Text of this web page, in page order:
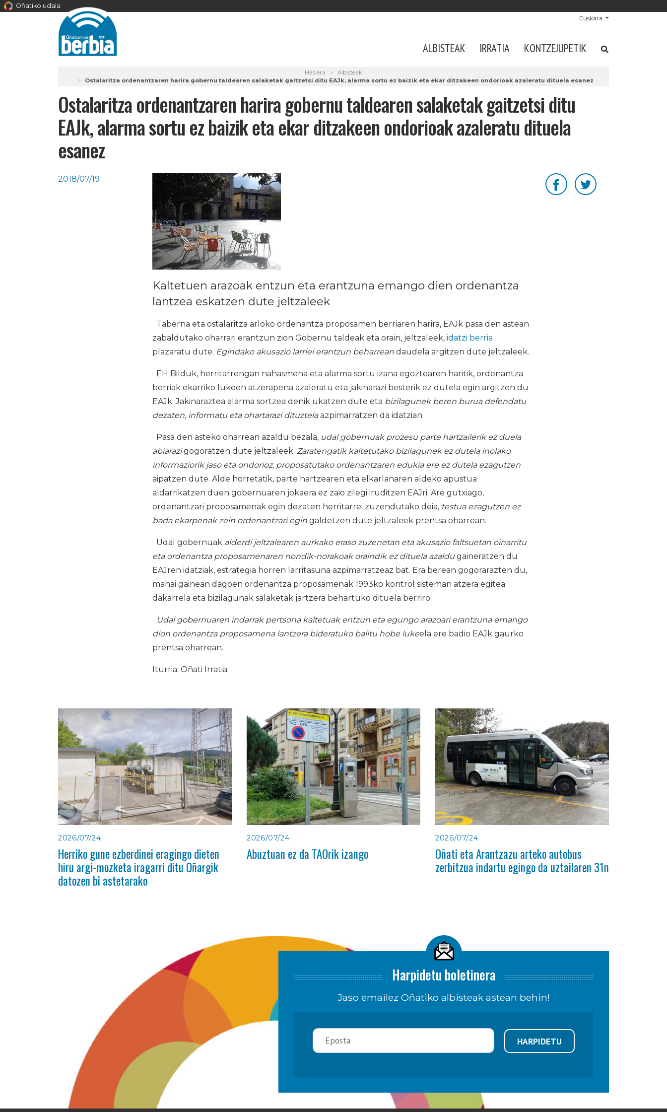
Oñatiko udala
Euskara
ALBISTEAK IRRATIA KONTZEJUPETIK
Hasiera
Albisteak
Ostalaritza ordenantzaren harira gobernu taldearen salaketak gaitzetsi ditu EAJk, alarma sortu ez baizik eta ekar ditzakeen ondorioak azaleratu dituela esanez
Ostalaritza ordenantzaren harira gobernu taldearen salaketak gaitzetsi ditu
EAJk, alarma sortu ez baizik eta ekar ditzakeen ondorioak azaleratu dituela
esanez
2018/07/19
Kaltetuen arazoak entzun eta erantzuna emango dien ordenantza
lantzea eskatzen dute jeltzaleek
Taberna eta ostalaritza arloko ordenantza proposamen berriaren harira, EAJk pasa den astean
zabaldutako oharrari erantzun zion Gobernu taldeak eta orain, jeltzaleek, idatzi berria
plazaratu dute. Egindako akusazio larriei erantzun beharrean daudela argitzen dute jeltzaleek.
EH Bilduk, herritarrengan nahasmena eta alarma sortu izana egoztearen haritik, ordenantza
berriak ekarriko lukeen atzerapena azaleratu eta jakinarazi besterik ez dutela egin argitzen du
EAJk. Jakinaraztea alarma sortzea denik ukatzen dute eta bizilagunek beren burua defendatu
dezaten, informatu eta ohartarazi dituztelaazpimarratzen da idatzian.
Pasa den asteko oharrean azaldu bezala, udal gobernuak prozesu parte hartzailerik ez duela
abiarazigogoratzen dute jeltzaleek. Zaratengatik kaltetutako bizilagunek ez dutela inolako
informaziorik jaso eta ondorioz, proposatutako ordenantzaren edukia ere ez dutela ezagutzen
aipatzen dute. Alde horretatik, parte hartzearen eta elkarlanaren aldeko apustua
aldarrikatzen duen gobernuaren jokaera ez zaio zilegi iruditzen EAJri. Are gutxiago,
ordenantzari proposamenak egin dezaten herritarrei zuzendutako deia, testua ezagutzen ez
bada ekarpenak zein ordenantzari egin galdetzen dute jeltzaleek prentsa oharrean.
Udal gobernuak alderdi jeltzalearen aurkako eraso zuzenetan eta akusazio faltsuetan oinarritu
eta ordenantza proposamenaren nondik-norakoak oraindik ez dituela azaldu gaineratzen du
EAJren idatziak, estrategia horren larritasuna azpimarratzeaz bat. Era berean gogorarazten du,
mahai gainean dagoen ordenantza proposamenak 1993ko kontrol sisteman atzera egitea
dakarrela eta bizilagunak salaketak jartzera behartuko dituela berriro.
Udal gobernuaren indarrak pertsona kaltetuak entzun eta egungo arazoari erantzuna emango
dion ordenantza proposamena lantzera bideratuko balitu hobe lukeela ere badio EAJk gaurko
prentsa oharrean.
Iturria: Oñati Irratia
2026/07/24
Herriko gune ezberdinei eragingo dieten
hiru argi-mozketa iragarri ditu Oñargik
datozen bi astetarako
2026/07/24
Abuztuan ez da TAOrik izango
2026/07/24
Oñati eta Arantzazu arteko autobus
zerbitzua indartu egingo da uztailaren 31n
Harpidetu boletinera
Jaso emailez Oñatiko albisteak astean behin!
HARPIDETU